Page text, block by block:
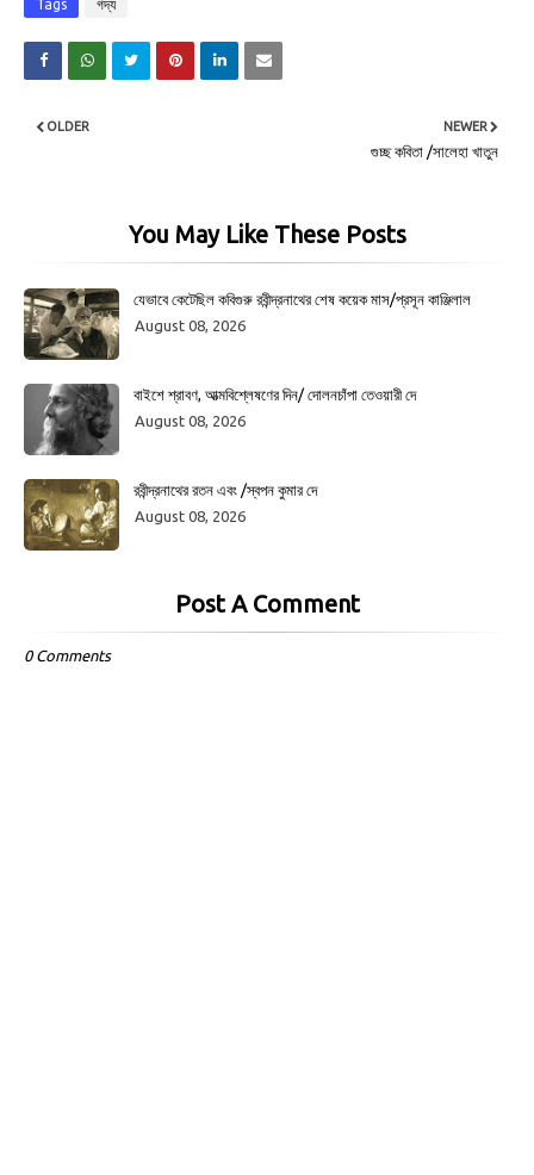
Tags গদ্য
NEWER
গুচ্ছ কবিতা /সালেহা খাতুন
OLDER
You May Like These Posts
যেভাবে কেটেছিল কবিগুরু রবীন্দ্রনাথের শেষ কয়েক মাস/প্রসূন কাঞ্জিলাল
August 08, 2026
বাইশে শ্রাবণ, আত্মবিশ্লেষণের দিন/ দোলনচাঁপা তেওয়ারী দে
August 08, 2026
রবীন্দ্রনাথের রতন এবং /স্বপন কুমার দে
August 08, 2026
Post A Comment
0 Comments